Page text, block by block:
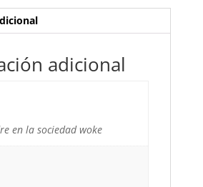
adicional
en la sociedad woke